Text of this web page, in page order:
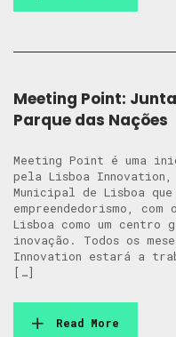
Meeting Point:
Parque das Nações
Meeting Point é uma
pela Lisboa Innovation,
Municipal de Lisboa
empreendedorismo,
Lisboa como um
inovação. Todos os
Innovation estará a
[…]
Read More